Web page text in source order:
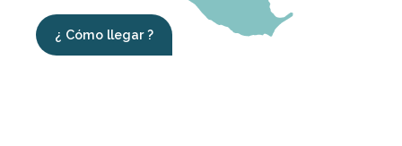
¿ Cómo llegar ?